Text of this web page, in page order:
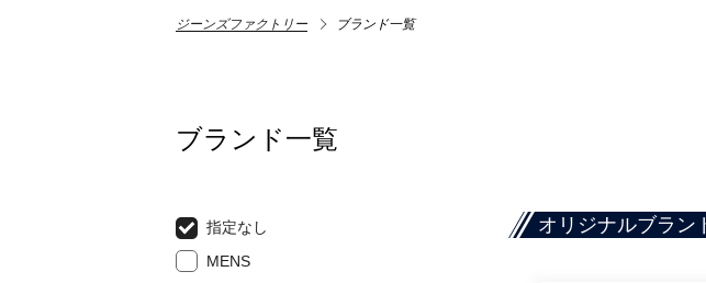
ジーンズファクトリー ブランド一覧
ブランド一覧
指定なし
MENS
オリジナルブラン